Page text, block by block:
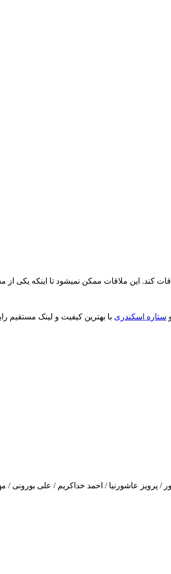
کند. این ملاقات ممکن نمیشود تا اینکه یکی از
ستاره اسکندری با بهترین کیفیت و لینک مستقیم
پرویز عاشورنیا / احمد خداکریم / علی بورونی /